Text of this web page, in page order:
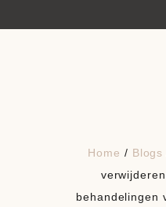
Home / Blogs
behandelingen